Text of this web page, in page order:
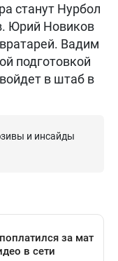
станут Нурбол
Юрий Новиков
Вадим
подготовкой
в штаб в
и инсайды